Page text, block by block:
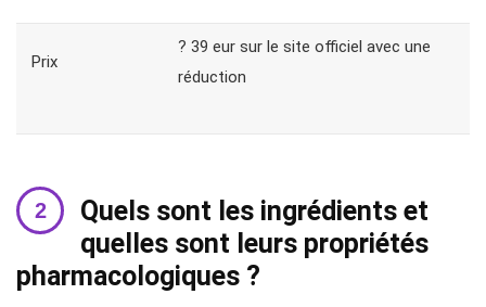
Prix
? 39 eur sur le site officiel avec une
réduction
Quels sont les ingrédients et
quelles sont leurs propriétés
pharmacologiques ?